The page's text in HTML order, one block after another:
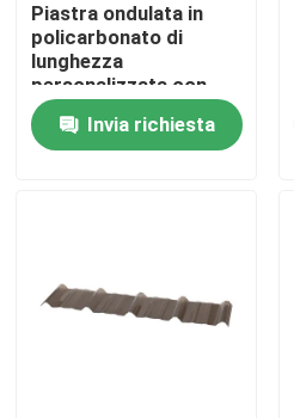
Casa
Chi siamo
Prodotti
Piastra ondulata in
policarbonato di
lunghezza
personalizzata con
elevata trasmissione
luminosa 12% - 88%
Invia richiesta